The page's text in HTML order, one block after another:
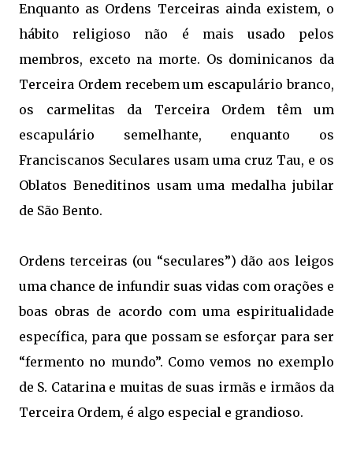
Enquanto as Ordens Terceiras ainda existem, o
hábito religioso não é mais usado pelos
membros, exceto na morte. Os dominicanos da
Terceira Ordem recebem um escapulário branco,
os carmelitas da Terceira Ordem têm um
escapulário semelhante, enquanto os
Franciscanos Seculares usam uma cruz Tau, e os
Oblatos Beneditinos usam uma medalha jubilar
de São Bento.
Ordens terceiras (ou “seculares”) dão aos leigos
uma chance de infundir suas vidas com orações e
boas obras de acordo com uma espiritualidade
específica, para que possam se esforçar para ser
“fermento no mundo”. Como vemos no exemplo
de S. Catarina e muitas de suas irmãs e irmãos da
Terceira Ordem, é algo especial e grandioso.